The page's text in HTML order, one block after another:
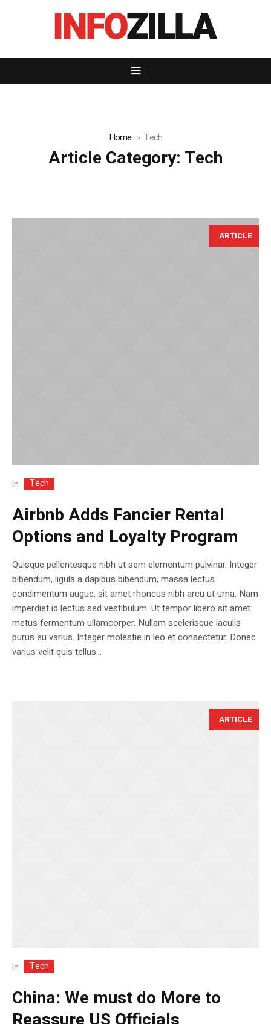
Home Tech
Article Category: Tech
ARTICLE
In Tech
Airbnb Adds Fancier Rental
Options and Loyalty Program
Quisque pellentesque nibh ut sem elementum pulvinar. Integer
bibendum, ligula a dapibus bibendum, massa lectus
condimentum augue, sit amet rhoncus nibh arcu ut urna. Nam
imperdiet id lectus sed vestibulum. Ut tempor libero sit amet
metus fermentum ullamcorper. Nullam scelerisque iaculis
purus eu varius. Integer molestie in leo et consectetur. Donec
varius velit quis tellus...
ARTICLE
In Tech
China: We must do More to